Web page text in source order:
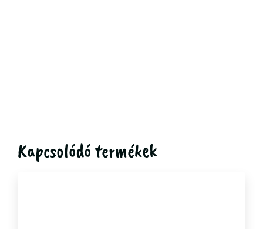
Kapcsolódó termékek